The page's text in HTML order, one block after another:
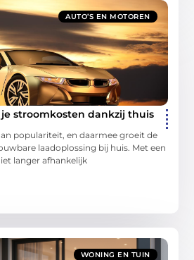
AUTO’S EN MOTOREN
stroomkosten dankzij thuis
populariteit, en daarmee groeit de
laadoplossing bij huis. Met een
langer afhankelijk
WONING EN TUIN